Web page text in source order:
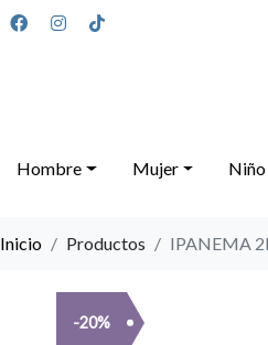
Hombre Mujer Niño
Inicio Productos IPANEMA
-20%